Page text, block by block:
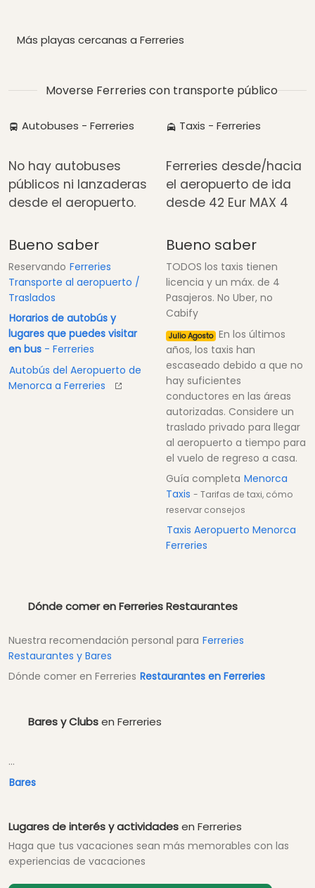
Más playas cercanas a Ferreries
Moverse Ferreries con transporte público
Autobuses - Ferreries
No hay autobuses
públicos ni lanzaderas
desde el aeropuerto.
Bueno saber
Reservando Ferreries
Transporte al aeropuerto /
Traslados
Horarios de autobús y
lugares que puedes visitar
en bus - Ferreries
Autobús del Aeropuerto de
Menorca a Ferreries
Taxis - Ferreries
Ferreries desde/hacia
el aeropuerto de ida
desde 42 Eur MAX 4
Bueno saber
TODOS los taxis tienen
licencia y un máx. de 4
Pasajeros. No Uber, no
Cabify
Julio Agosto En los últimos
años, los taxis han
escaseado debido a que no
hay suficientes
conductores en las áreas
autorizadas. Considere un
traslado privado para llegar
al aeropuerto a tiempo para
el vuelo de regreso a casa.
Guía completa Menorca
Taxis - Tarifas de taxi, cómo
reservar consejos
Taxis Aeropuerto Menorca
Ferreries
Dónde comer en Ferreries Restaurantes
Nuestra recomendación personal para Ferreries
Restaurantes y Bares
Dónde comer en Ferreries Restaurantes en Ferreries
Bares y Clubsen Ferreries
...
Bares
Lugares de interés y actividadesen Ferreries
Haga que tus vacaciones sean más memorables con las
experiencias de vacaciones